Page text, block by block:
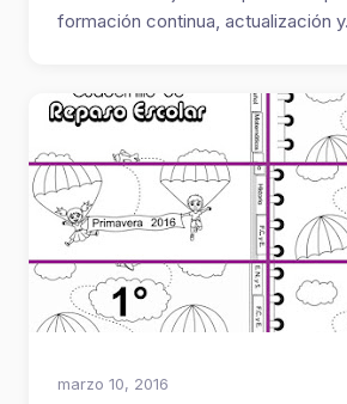
formación continua, actualización
marzo 10, 2016